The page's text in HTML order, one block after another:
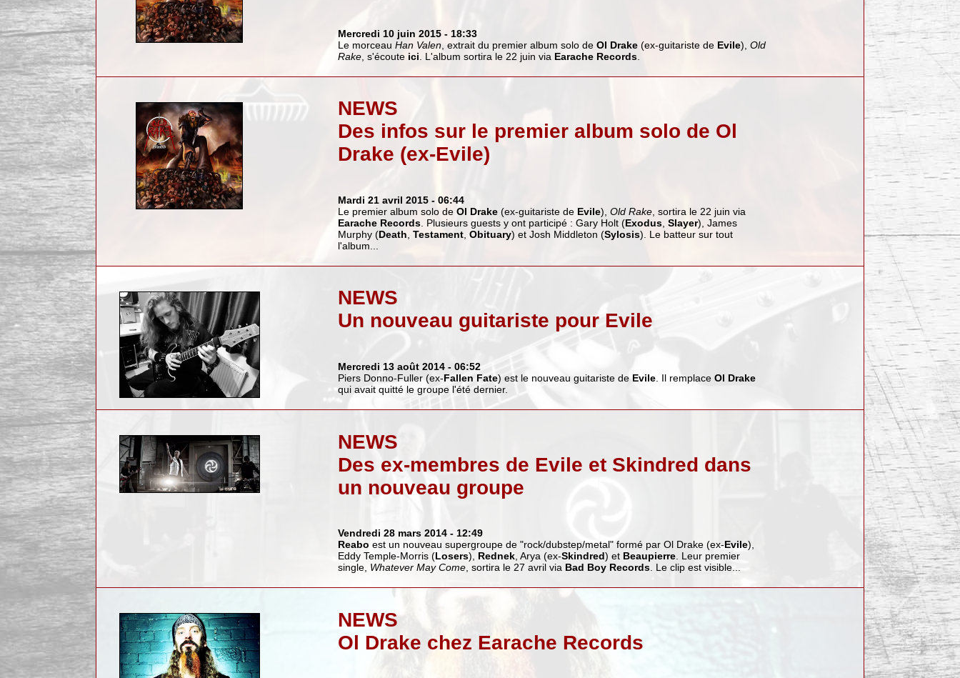
Mercredi 10 juin 2015 - 18:33
Le morceau Han Valen, extrait du premier album solo de Ol Drake(ex-guitariste de Evile), Old
Rake, s'écoute ici . L'album sortira le 22 juin via Earache Records.
NEWS
Des infos sur le premier album solo de Ol
Drake (ex-Evile)
Mardi 21 avril 2015 - 06:44
Le premier album solo de Ol Drake(ex-guitariste de Evile), Old Rake, sortira le 22 juin via
Earache Records. Plusieurs guests y ont participé : Gary Holt (Exodus, Slayer), James
Murphy (Death Testament, Obituary) et Josh Middleton (Sylosis). Le batteur sur tout
l'album...
NEWS
Un nouveau guitariste pour Evile
Mercredi 13 août 2014 - 06:52
Piers Donno-Fuller (ex-Fallen Fate) est le nouveau guitariste de Evile. Il remplace Ol Drake
qui avait quitté le groupe l'été dernier.
NEWS
Des ex-membres de Evile et Skindred dans
un nouveau groupe
Vendredi 28 mars 2014 - 12:49
Reabo est un nouveau supergroupe de "rock/dubstep/metal" formé par Ol Drake (ex-Evile),
Eddy Temple-Morris (Losers), Rednek, Arya (ex-Skindred) et Beaupierre. Leur premier
single, Whatever May Come, sortira le 27 avril via Bad Boy Records. Le clip est visible...
NEWS
Ol Drake chez Earache Records